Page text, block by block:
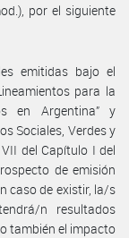
por el siguiente
emitidas bajo el
para la
en Argentina” y
Sociales, Verdes y
del Capítulo I del
de emisión
caso de existir, la/s
n resultados
también el impacto